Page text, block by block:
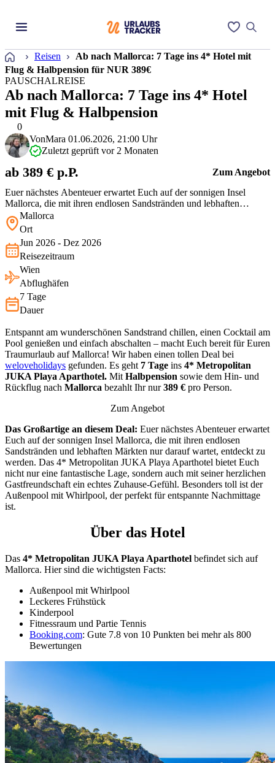
Startseite
Reisen
Ab nach Mallorca: 7 Tage ins 4* Hotel mit
Flug & Halbpension für NUR 389€
0
PAUSCHALREISE
Ab nach Mallorca: 7 Tage ins 4* Hotel
mit Flug & Halbpension
Euer nächstes Abenteuer erwartet Euch auf der sonnigen Insel
Mallorca, die mit ihren endlosen Sandstränden und lebhaften
Märkten nur darauf wartet, entdeckt zu werden. Das 4*
Metropolitan JUKA Playa Aparthotel bietet Euch nicht nur eine
Gastfreundschaft ein echtes Zuhaus…
VonMara 01.06.2026, 21:00 Uhr
Zuletzt geprüft vor 2 Monaten
ab 389 € p.P. Zum Angebot
Mallorca
Ort
Jun 2026 - Dez 2026
Reisezeitraum
Wien
Abflughäfen
7 Tage
Dauer
Entspannt am wunderschönen Sandstrand chillen, einen Cocktail am
Pool genießen und einfach abschalten – macht Euch bereit für Euren
Traumurlaub auf Mallorca! Wir haben einen tollen Deal bei
weloveholidays gefunden. Es geht 7 Tage ins 4* Metropolitan
JUKA Playa Aparthotel. Mit Halbpension sowie dem Hin- und
Rückflug nach Mallorca bezahlt Ihr nur389 € pro Person.
Zum Angebot
Das Großartige an diesem Deal: Euer nächstes Abenteuer erwartet
Euch auf der sonnigen Insel Mallorca, die mit ihren endlosen
Sandstränden und lebhaften Märkten nur darauf wartet, entdeckt zu
werden. Das 4* Metropolitan JUKA Playa Aparthotel bietet Euch
nicht nur eine fantastische Lage, sondern auch mit seiner herzlichen
Gastfreundschaft ein echtes Zuhause-Gefühl. Besonders toll ist der
Außenpool mit Whirlpool, der perfekt für entspannte Nachmittage
ist.
Über das Hotel
Das 4* Metropolitan JUKA Playa Aparthotel befindet sich auf
Mallorca. Hier sind die wichtigsten Facts:
Außenpool mit Whirlpool
Leckeres Frühstück
Kinderpool
Fitnessraum und Partie Tennis
Booking.com: Gute 7.8 von 10 Punkten bei mehr als 800
Bewertungen